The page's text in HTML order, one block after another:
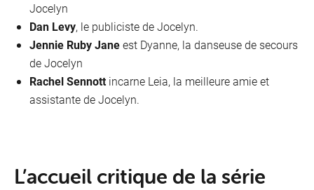
Jocelyn
Dan Levy, le publiciste de Jocelyn.
Jennie Ruby Janeest Dyanne, la danseuse de secours
de Jocelyn
Rachel Sennott incarne Leia, la meilleure amie et
assistante de Jocelyn​.
L’accueil critique de la série